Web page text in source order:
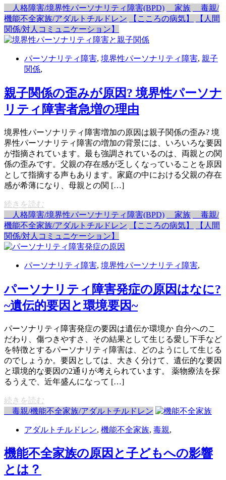
人格障害/境界性パーソナリティ障害(BPD) 家族
毒親/
機能不全家族/アダルトチルドレン
【こころの病気】
【人間
関係/対人コミュニケーション】
パーソナリティ障害, 境界性パーソナリティ障害, 親子
関係,
親子関係の歪みが原因? 境界性パーソナ
リティ障害者急増の理由
境界性パーソナリティ障害増加の原因は親子関係の歪み? 境
界性パーソナリティ障害の増加の背景には、いろいろな要因
が指摘されています。最も強調されているのは、両親との関
係の歪みです。父親の存在感が乏しくなっていることを原因
として指摘する声もあります。家庭の中における父親の存在
感が希薄になり、母親との関 […]
続きを読む
人格障害/境界性パーソナリティ障害(BPD)
家族
毒親/
機能不全家族/アダルトチルドレン
【こころの病気】
【人間
関係/対人コミュニケーション】
パーソナリティ障害, 境界性パーソナリティ障害,
パーソナリティ障害発症の原因はなに?
~遺伝的要因と環境要因~
パーソナリティ障害発症の要因は遺伝か環境か 自分へのこ
だわり、傷つきやすさ、その結果として生じる愛し下手など
を特徴とするパーソナリティ障害は、どのようにして生じる
のでしょうか。要因としては、大きく分けて、遺伝的な要因
と環境的な要因の2通りが考えられています。 薬物療法を探
るうえで、近年盛んになって […]
続きを読む
毒親/機能不全家族/アダルトチルドレン
アダルトチルドレン, 機能不全家族, 毒親,
機能不全家族の原因と子どもへの影響
とは？